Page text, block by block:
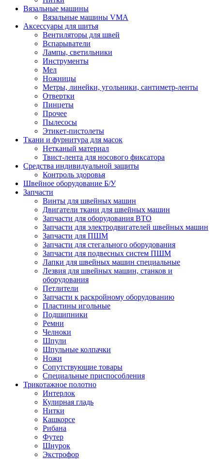
Вязальные машины
Вязальные машины VMA
Аксессуары для шитья
Вентиляторы для швей
Вспарыватели
Лампы, светильники
Инструменты
Мел
Ножницы
Метры, линейки, угольники, сантиметр-ленты
Отвертки
Пинцеты
Прочее
Пылесосы
Этикет-пистолеты
Ткани и фурнитура для масок
Нетканый материал
Твист-лента для носового фиксатора
Средства индивидуальной защиты
Контроль здоровья
Швейное оборудование Б/У
Запчасти
Винты для швейных машин
Двигатели ткани для швейных машин
Запчасти для оборудования ВТО
Запчасти для электродвигателей швейных машин
Запчасти для ПШМ
Запчасти для стегального оборудования
Запчасти для подвесных систем ПШМ
Лапки для швейных машин специальные
Лезвия для швейных машин, станков и
оборудования
Петлители
Запчасти к раскройному оборудованию
Пластины игольные
Подшипники
Ремни
Челноки
Шпули
Шпульные колпачки
Ножи
Сопутствующие товары
Специальные приспособления
Трикотажное полотно
Интерлок
Кулирная гладь
Нитки
Кашкорсе
Рибана
Футер
Шнурок
Экстрофор